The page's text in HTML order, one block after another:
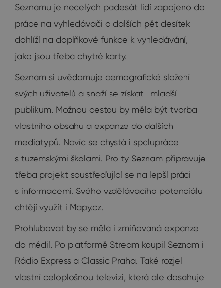
Seznamu je necelých padesát lidí zapojeno do
práce na vyhledávači a dalších pět desítek
dohlíží na doplňkové funkce k vyhledávání,
jako jsou třeba chytré karty.
Seznam si uvědomuje demografické složení
svých uživatelů a snaží se získat i mladší
publikum. Možnou cestou by měla být tvorba
vlastního obsahu a expanze do dalších
mediatypů. Navíc se chystá i spolupráce
s tuzemskými školami. Pro ty Seznam připravuje
třeba projekt soustřeďující se na lepší práci
s informacemi. Svého vzdělávacího potenciálu
chtějí využít i Mapy.cz.
Prohlubovat by se měla i zmiňovaná expanze
do médií. Po platformě Stream koupil Seznam i
Rádio Express a Classic Praha. Také rozjel
vlastní celoplošnou televizi, která ale dosahuje